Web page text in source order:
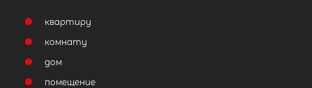
квартиру
комнату
дом
помещение